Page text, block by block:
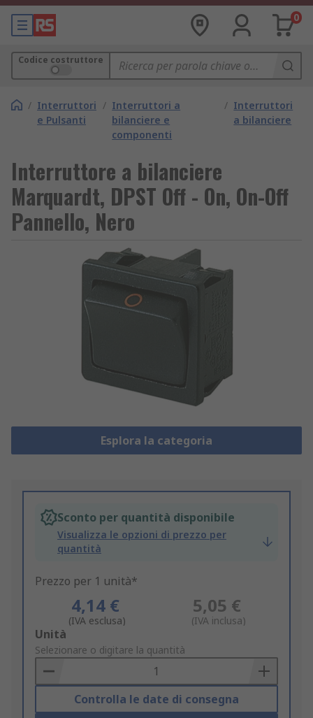
0
Codice costruttore
/ Interruttori
e Pulsanti
/ Interruttori a
bilanciere e
componenti
/ Interruttori
a bilanciere
Interruttore a bilanciere
Marquardt, DPST Off - On, On-Off
Pannello, Nero
Esplora la categoria
Sconto per quantità disponibile
Visualizza le opzioni di prezzo per
quantità
Prezzo per 1 unità*
4,14 €
(IVA esclusa)
5,05 €
(IVA inclusa)
Add
to
Basket
Unità
Selezionare o digitare la quantità
Controlla le date di consegna